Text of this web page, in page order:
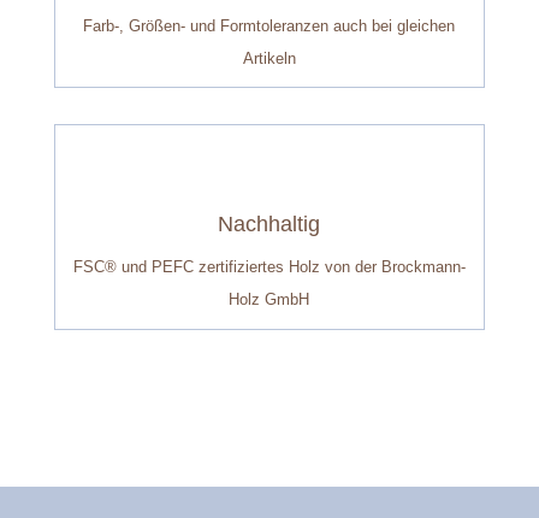
Farb-, Größen- und Formtoleranzen auch bei gleichen
Artikeln
Nachhaltig
FSC® und PEFC zertifiziertes Holz von der Brockmann-
Holz GmbH